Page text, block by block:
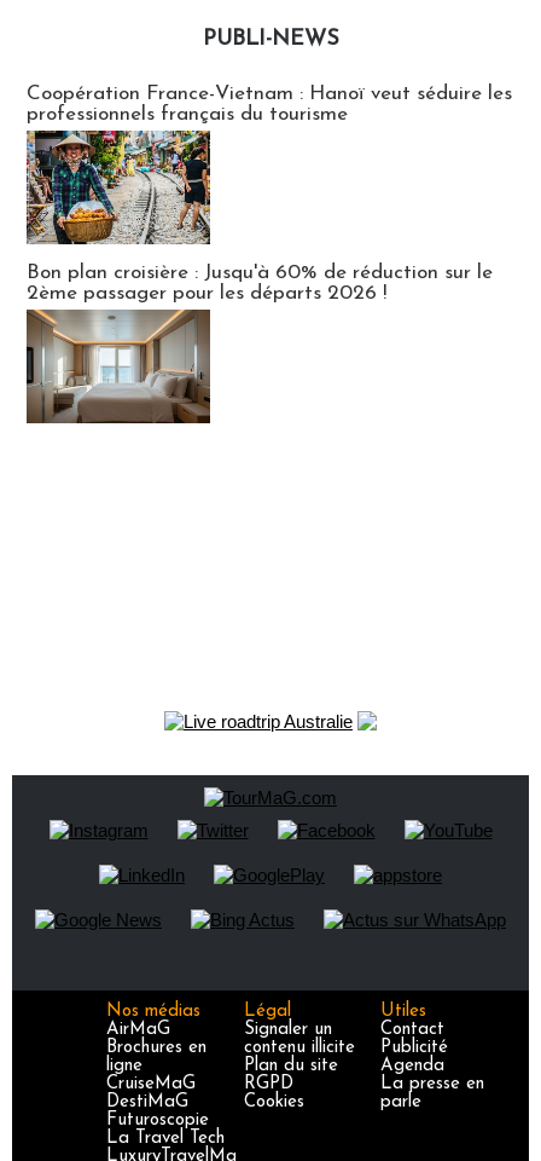
PUBLI-NEWS
Coopération France-Vietnam : Hanoï veut séduire les
professionnels français du tourisme
Bon plan croisière : Jusqu'à 60% de réduction sur le
2ème passager pour les départs 2026 !
Nos médias
AirMaG
Brochures en
ligne
CruiseMaG
DestiMaG
Futuroscopie
La Travel Tech
LuxuryTravelMa
Légal
Signaler un
contenu illicite
Plan du site
RGPD
Cookies
Utiles
Contact
Publicité
Agenda
La presse en
parle